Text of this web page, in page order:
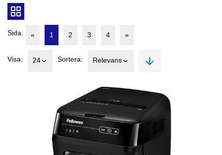
Sida: « 1 2 3 4 »
Visa: 24 Sortera: Relevans